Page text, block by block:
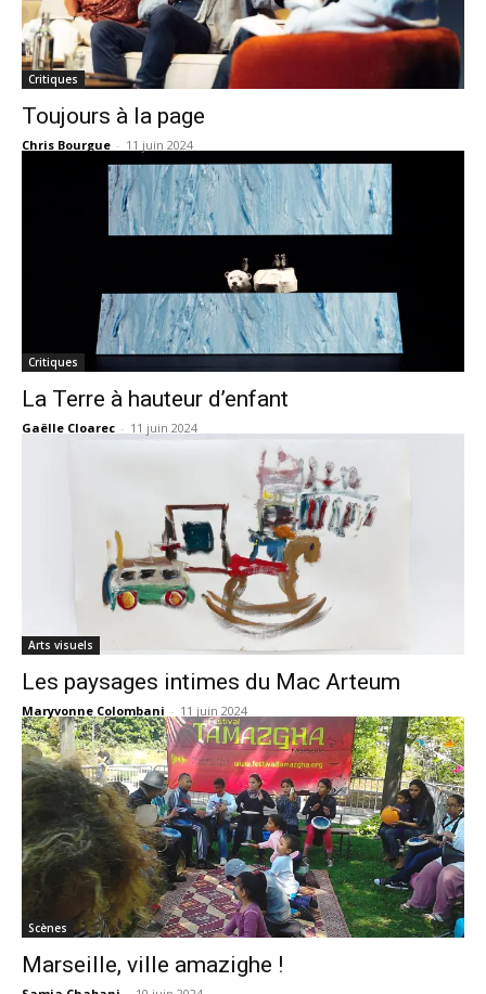
Critiques
Toujours à la page
Chris Bourgue - 11 juin 2024
Critiques
La Terre à hauteur d’enfant
Gaëlle Cloarec - 11 juin 2024
Arts visuels
Les paysages intimes du Mac Arteum
Maryvonne Colombani - 11 juin 2024
Scènes
Marseille, ville amazighe !